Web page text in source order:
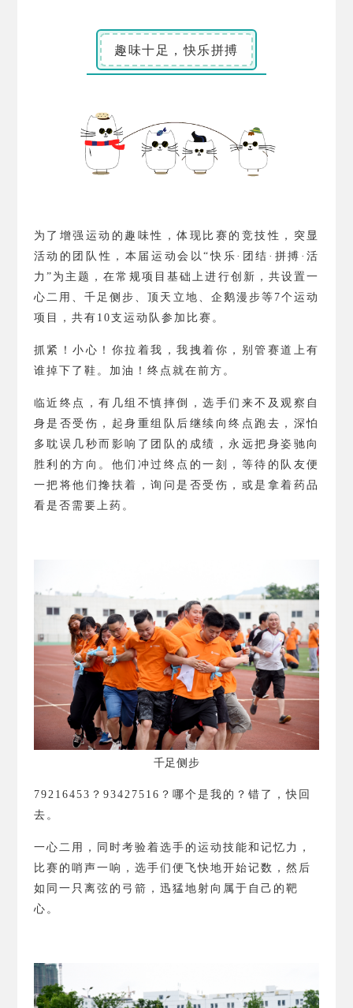
趣味十足，快乐拼搏
为了增强运动的趣味性，体现比赛的竞技性，突显
活动的团队性，本届运动会以“快乐·团结·拼搏·活
力”为主题，在常规项目基础上进行创新，共设置一
心二用、千足侧步、顶天立地、企鹅漫步等 7个运动
项目，共有 10支运动队参加比赛。
抓紧！小心！你拉着我，我拽着你，别管赛道上有
谁掉下了鞋。加油！终点就在前方。
临近终点，有几组不慎摔倒，选手们来不及观察自
身是否受伤，起身重组队后继续向终点跑去，深怕
多耽误几秒而影响了团队的成绩，永远把身姿驰向
胜利的方向。他们冲过终点的一刻，等待的队友便
一把将他们搀扶着，询问是否受伤，或是拿着药品
看是否需要上药。
千足侧步
79216453 ？ 93427516 ？ 哪个是我的？错了，快回
去。
一心二用，同时考验着选手的运动技能和记忆力，
比赛的哨声一响，选手们便飞快地开始记数，然后
如同一只离弦的弓箭，迅猛地射向属于自己的靶
心。